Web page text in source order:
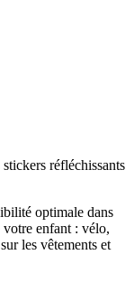
réfléchissants
optimale dans
votre enfant : vélo,
les vêtements et